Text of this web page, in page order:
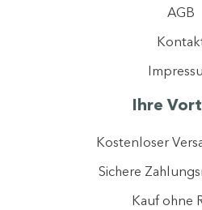
Mit der Registrierung erklären Sie sich
Ich stimme dem Newsletter-Tracking
AGB
Ihre
Kostenloser
Sichere
Kauf ohne